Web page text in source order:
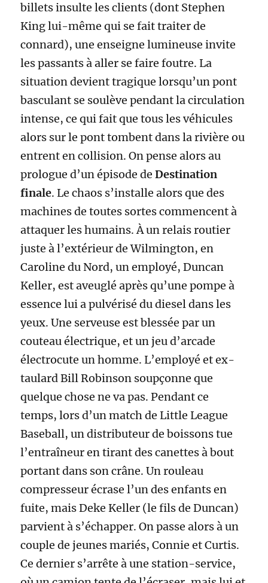
billets insulte les clients (dont Stephen
King lui-même qui se fait traiter de
connard), une enseigne lumineuse invite
les passants à aller se faire foutre. La
situation devient tragique lorsqu’un pont
basculant se soulève pendant la circulation
intense, ce qui fait que tous les véhicules
alors sur le pont tombent dans la rivière ou
entrent en collision. On pense alors au
prologue d’un épisode deDestination
finale. Le chaos s’installe alors que des
machines de toutes sortes commencent à
attaquer les humains. À un relais routier
juste à l’extérieur de Wilmington, en
Caroline du Nord, un employé, Duncan
Keller, est aveuglé après qu’une pompe à
essence lui a pulvérisé du diesel dans les
yeux. Une serveuse est blessée par un
couteau électrique, et un jeu d’arcade
électrocute un homme. L’employé et ex-
taulard Bill Robinson soupçonne que
quelque chose ne va pas.Pendant ce
temps, lors d’un match de Little League
Baseball, un distributeur de boissons tue
l’entraîneur en tirant des canettes à bout
portant dans son crâne. Un rouleau
compresseur écrase l’un des enfants en
fuite, mais Deke Keller (le fils de Duncan)
parvient à s’échapper. On passe alors à un
couple de jeunes mariés, Connie et Curtis.
Ce dernier s’arrête à une station-service,